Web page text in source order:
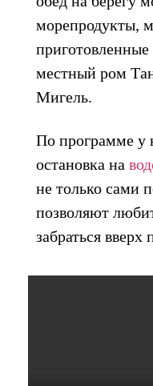
морепродукты,
местный ром
Мигель.
По программе у
остановка на
не только сами
позволяют
забраться вверх